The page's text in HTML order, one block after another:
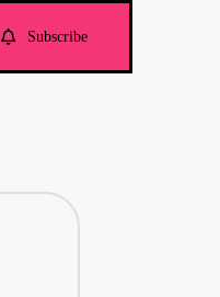
Subscribe